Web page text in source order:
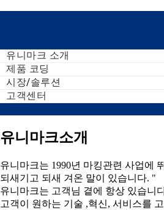
유니마크 소개
제품 코딩
시장/솔루션
고객센터
유니마크소개
유니마크는 1990년 마킹관련 사업에
되새기고 되새 겨온 말이 있습니다. "
유니마크는 고객님 곁에 항상 있습니
고객이 원하는 기술 ,혁신, 서비스를